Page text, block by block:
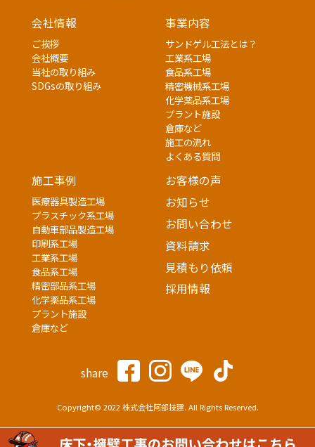
会社情報
ご挨拶
会社概要
当社の取り組み
SDGsの取り組み
事業内容
サンドゲル工法とは？
工業系工場
食品系工場
精密機械系工場
化学薬品系工場
プラント施設
倉庫など
施工の流れ
よくある質問
施工事例
医療器具製造工場
プラスチック系工場
自動車部品製造工場
印刷系工場
工業系工場
食品系工場
精密部品系工場
化学薬品系工場
プラント施設
倉庫など
お客様の声
お知らせ
お問い合わせ
資料請求
見積もり依頼
採用情報
share
Copyright© 2022 株式会社阿部技建. All Rights Reserved.